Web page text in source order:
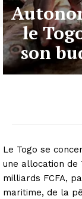
le
son
Le Togo se
une allocation de
milliards FCFA,
maritime, de la